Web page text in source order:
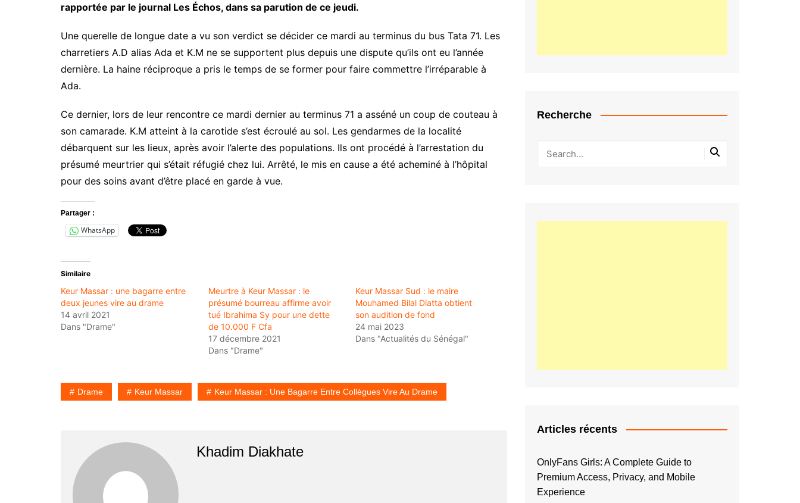
rapportée par le journal Les Échos, dans sa parution de ce jeudi.
Une querelle de longue date a vu son verdict se décider ce mardi au terminus du bus Tata 71. Les
charretiers A.D alias Ada et K.M ne se supportent plus depuis une dispute qu’ils ont eu l’année
dernière. La haine réciproque a pris le temps de se former pour faire commettre l’irréparable à
Ada.
Ce dernier, lors de leur rencontre ce mardi dernier au terminus 71 a asséné un coup de couteau à
son camarade. K.M atteint à la carotide s’est écroulé au sol. Les gendarmes de la localité
débarquent sur les lieux, après avoir l’alerte des populations. Ils ont procédé à l’arrestation du
présumé meurtrier qui s’était réfugié chez lui. Arrêté, le mis en cause a été acheminé à l’hôpital
pour des soins avant d’être placé en garde à vue.
Partager :
WhatsApp
Similaire
Keur Massar : une bagarre entre
deux jeunes vire au drame
14 avril 2021
Dans "Drame"
Meurtre à Keur Massar : le
présumé bourreau affirme avoir
tué Ibrahima Sy pour une dette
de 10.000 F Cfa
17 décembre 2021
Dans "Drame"
Keur Massar Sud : le maire
Mouhamed Bilal Diatta obtient
son audition de fond
24 mai 2023
Dans "Actualités du Sénégal"
Drame Keur Massar Keur Massar : Une Bagarre Entre Collègues Vire Au Drame
Khadim Diakhate
Recherche
Articles récents
OnlyFans Girls: A Complete Guide to
Premium Access, Privacy, and Mobile
Experience